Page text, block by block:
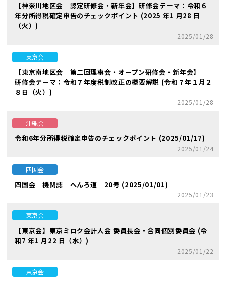
【神奈川地区会 認定研修会・新年会】研修会テーマ：令和６
年分所得税確定申告のチェックポイント (2025 年1 月28 日
（火）)
2025/01/28
東京会
【東京南地区会 第二回理事会・オープン研修会・新年会】
研修会テーマ：令和７年度税制改正の概要解説 (令和７年１月２
８日（火）)
2025/01/28
沖縄会
令和6年分所得税確定申告のチェックポイント (2025/01/17)
2025/01/24
四国会
四国会 機関誌 へんろ道 20号 (2025/01/01)
2025/01/23
東京会
【東京会】東京ミロク会計人会 委員長会・合同個別委員会 (令
和7 年1 月22 日（水）)
2025/01/22
東京会